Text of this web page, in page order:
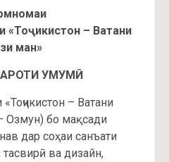
«Тоҷикистон – Ватани
ман»
УМУМӢ
– Ватани
Озмун) бо мақсади
дар соҳаи санъати
ва дизайн,